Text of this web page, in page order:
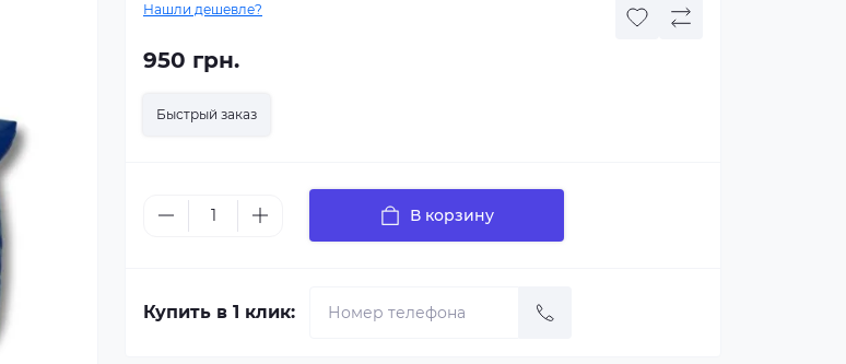
Нашли дешевле?
950 грн.
Быстрый заказ
В корзину
Купить в 1 клик: